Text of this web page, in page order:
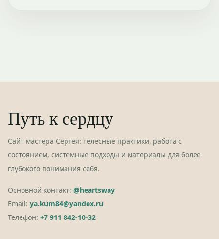
Путь к сердцу
Сайт мастера Сергея: телесные практики, работа с
состоянием, системные подходы и материалы для более
глубокого понимания себя.
Основной контакт: @heartsway
Email: ya.kum84@yandex.ru
Телефон: +7 911 842-10-32